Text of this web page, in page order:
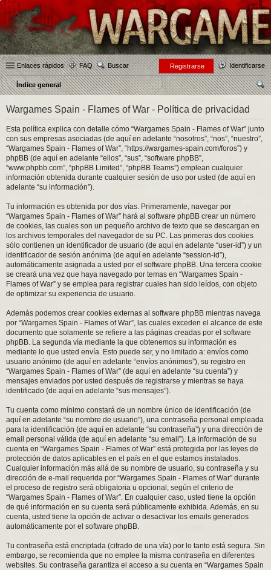
Enlaces rápidos FAQ Buscar Identificarse
Registrarse
Índice general
Wargames Spain - Flames of War - Política de privacidad
Esta política explica con detalle cómo “Wargames Spain - Flames of War” junto
con sus empresas asociadas (de aquí en adelante “nosotros”, “nos”, “nuestro”,
“Wargames Spain - Flames of War”, “https://wargames-spain.com/foros”) y
phpBB (de aquí en adelante “ellos”, “sus”, “software phpBB”,
“www.phpbb.com”, “phpBB Limited”, “phpBB Teams”) emplean cualquier
información obtenida durante cualquier sesión de uso por usted (de aquí en
adelante “su información”).
Tu información es obtenida por dos vías. Primeramente, navegar por
“Wargames Spain - Flames of War” hará al software phpBB crear un número
de cookies, las cuales son un pequeño archivo de texto que se descargan en
los archivos temporales del navegador de su PC. Las primeras dos cookies
sólo contienen un identificador de usuario (de aquí en adelante “user-id”) y un
identificador de sesión anónima (de aquí en adelante “session-id”),
automáticamente asignada a usted por el software phpBB. Una tercera cookie
se creará una vez que haya navegado por temas en “Wargames Spain -
Flames of War” y se emplea para registrar cuales han sido leídos, con objeto
de optimizar su experiencia de usuario.
Además podemos crear cookies externas al software phpBB mientras navega
por “Wargames Spain - Flames of War”, las cuales exceden el alcance de este
documento que solamente se refiere a las páginas creadas por el software
phpBB. La segunda vía mediante la que obtenemos su información es
mediante lo que usted envía. Esto puede ser, y no limitado a: envíos como
usuario anónimo (de aquí en adelante “envíos anónimos”), su registro en
“Wargames Spain - Flames of War” (de aquí en adelante “su cuenta”) y
mensajes enviados por usted después de registrarse y mientras se haya
identificado (de aquí en adelante “sus mensajes”).
Tu cuenta como mínimo constará de un nombre único de identificación (de
aquí en adelante “su nombre de usuario”), una contraseña personal empleada
para la identificación (de aquí en adelante “su contraseña”) y una dirección de
email personal válida (de aquí en adelante “su email”). La información de su
cuenta en “Wargames Spain - Flames of War” está protegida por las leyes de
protección de datos aplicables en el país en el que estamos instalados.
Cualquier información más allá de su nombre de usuario, su contraseña y su
dirección de e-mail requerida por “Wargames Spain - Flames of War” durante
el proceso de registro será obligatoria u opcional, según el criterio de
“Wargames Spain - Flames of War”. En cualquier caso, usted tiene la opción
de qué información en su cuenta será públicamente exhibida. Además, en su
cuenta, usted tiene la opción de activar o desactivar los emails generados
automáticamente por el software phpBB.
Tu contraseña está encriptada (cifrado de una vía) por lo tanto está segura. Sin
embargo, se recomienda que no emplee la misma contraseña en diferentes
websites. Su contraseña garantiza el acceso a su cuenta en “Wargames Spain